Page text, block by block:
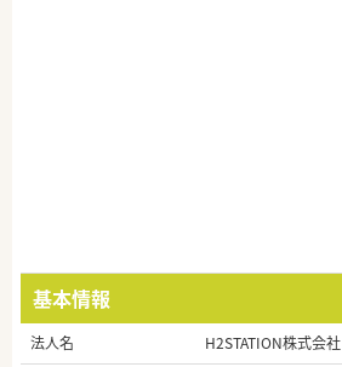
基本情報
法人名
H2STATION株式会社